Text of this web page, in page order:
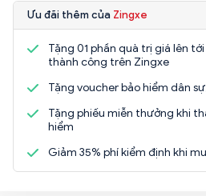
Ưu đãi thêm của Zingxe
Tặng 01 phần quà trị giá lên
thành công trên Zingxe
Tặng voucher bảo hiểm dân
Tặng phiếu miễn thưởng khi
hiểm
Giảm 35% phí kiểm định khi